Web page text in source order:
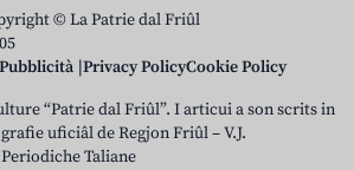
© La Patrie dal Friûl
Pubblicità Privacy PolicyCookie Policy
“Patrie dal Friûl”. I articui a son scrits in
uficiâl de Regjon Friûl – V.J.
Taliane